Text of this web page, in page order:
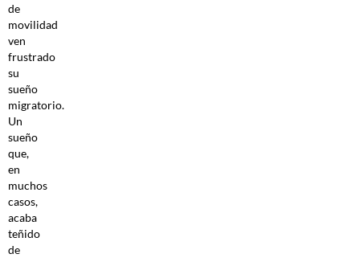
de
movilidad
ven
frustrado
su
sueño
migratorio.
Un
sueño
que,
en
muchos
casos,
acaba
teñido
de